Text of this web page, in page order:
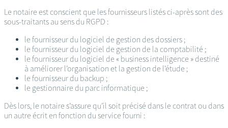
Le notaire est conscient que les fournisseurs listés ci-après sont des
sous-traitants au sens du RGPD :
le fournisseur du logiciel de gestion des dossiers ;
le fournisseur du logiciel de gestion de la comptabilité ;
le fournisseur du logiciel de « business intelligence » destiné
à améliorer l’organisation et la gestion de l’étude ;
le fournisseur du backup ;
le gestionnaire du parc informatique ;
Dès lors, le notaire s’assure qu’il soit précisé dans le contrat ou dans
un autre écrit en fonction du service fourni :